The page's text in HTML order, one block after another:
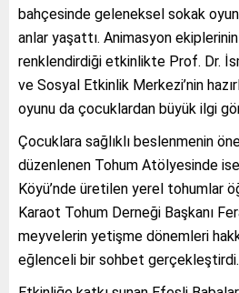
bahçesinde geleneksel sokak
anlar yaşattı. Animasyon
renklendirdiği etkinlikte Prof. Dr.
ve Sosyal Etkinlik Merkezi’nin
oyunu da çocuklardan büyük ilgi
Çocuklara sağlıklı beslenmenin
düzenlenen Tohum Atölyesinde
Köyü’nde üretilen yerel tohumlar
Karaot Tohum Derneği Başkanı
meyvelerin yetişme dönemleri
eğlenceli bir sohbet gerçekleştirdi.